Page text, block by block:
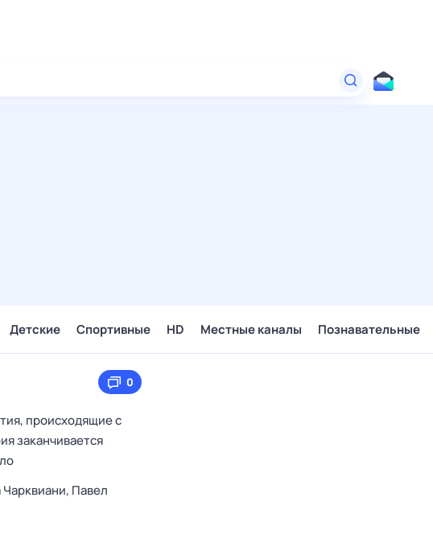
Детские Спортивные HD Местные каналы Познавательные
0
происходящие с
заканчивается
Чарквиани, Павел